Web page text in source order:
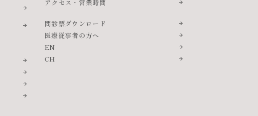
アクセス・営業時間
問診票ダウンロード
医療従事者の方へ
EN
CH